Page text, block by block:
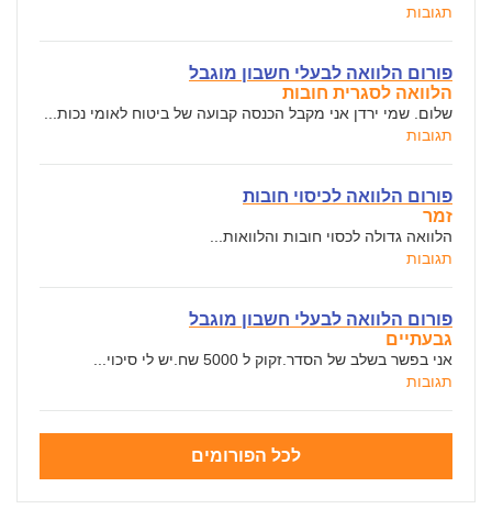
תגובות
פורום הלוואה לבעלי חשבון מוגבל
הלוואה לסגרית חובות
שלום. שמי ירדן אני מקבל הכנסה קבועה של ביטוח לאומי נכות...
תגובות
פורום הלוואה לכיסוי חובות
זמר
הלוואה גדולה לכסוי חובות והלוואות...
תגובות
פורום הלוואה לבעלי חשבון מוגבל
גבעתיים
אני בפשר בשלב של הסדר.זקוק ל 5000 שח.יש לי סיכוי...
תגובות
לכל הפורומים